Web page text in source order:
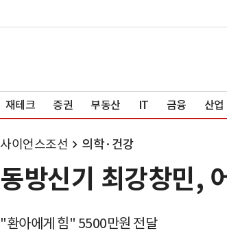
재테크 증권 부동산 IT 금융 산업
사이언스조선 의학·건강
동방신기 최강창민,
"환아에게 힘" 5500만원 전달